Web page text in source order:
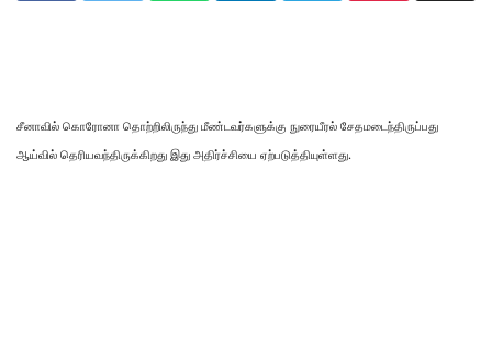
சீனாவில் கொரோனா தொற்றிலிருந்து மீண்டவர்களுக்கு நுரையீரல் சேதமடைந்திருப்பது
ஆய்வில் தெரியவந்திருக்கிறது இது அதிர்ச்சியை ஏற்படுத்தியுள்ளது.